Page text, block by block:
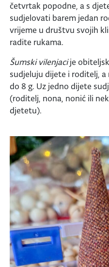
četvrtak popodne, a s
sudjelovati barem jedan
vrijeme u društvu svojih
radite rukama.
Šumski vilenjacije
sudjeluju dijete i roditelj, a
do 8 g. Uz jedno dijete
(roditelj, nona, nonić ili
djetetu).